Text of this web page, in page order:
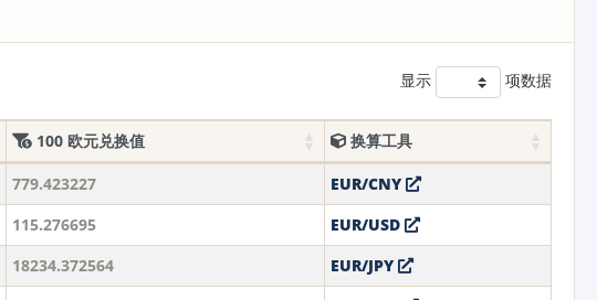
显示 项数据
100 欧元兑换值 换算工具
779.423227
EUR/CNY
115.276695
EUR/USD
18234.372564
EUR/JPY